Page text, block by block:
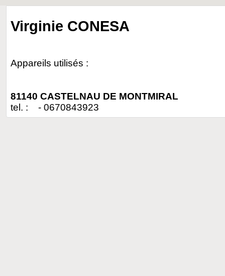
Virginie CONESA
Appareils utilisés :
81140 CASTELNAU DE MONTMIRAL
tel. : - 0670843923